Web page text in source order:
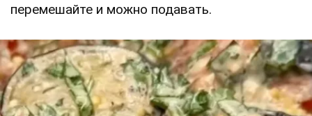
перемешайте и можно подавать.